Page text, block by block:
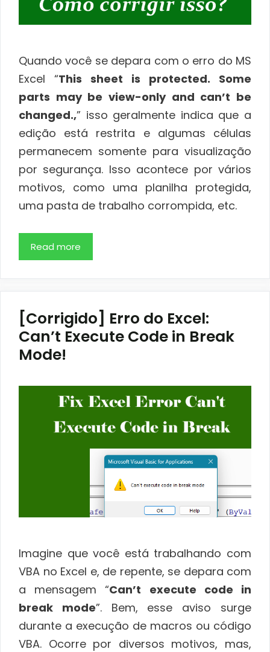
Quando você se depara com o erro do MS
Excel “This sheet is protected. Some
parts may be view-only and can’t be
changed.,” isso geralmente indica que a
edição está restrita e algumas células
permanecem somente para visualização
por segurança. Isso acontece por vários
motivos, como uma planilha protegida,
uma pasta de trabalho corrompida, etc.
Read more
[Corrigido] Erro do Excel:
Can’t Execute Code in Break
Mode!
Imagine que você está trabalhando com
VBA no Excel e, de repente, se depara com
a mensagem “Can’t execute code in
break mode”. Bem, esse aviso surge
durante a execução de macros ou código
VBA. Ocorre por diversos motivos, mas,